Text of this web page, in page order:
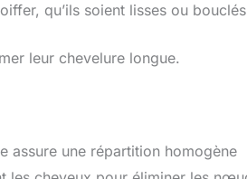
qu’ils soient lisses ou
leur chevelure longue.
assure une répartition homogène